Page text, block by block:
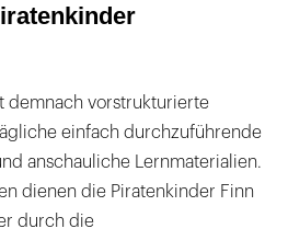
demnach vorstrukturierte
einfach durchzuführende
anschauliche Lernmaterialien.
dienen die Piratenkinder Finn
durch die